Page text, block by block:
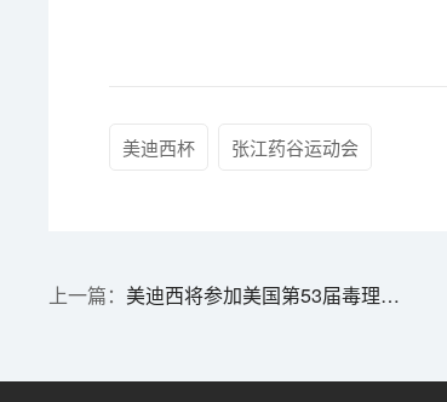
美迪西杯 张江药谷运动会
美迪西将参加美国第53届毒理协会年度会议及展览会